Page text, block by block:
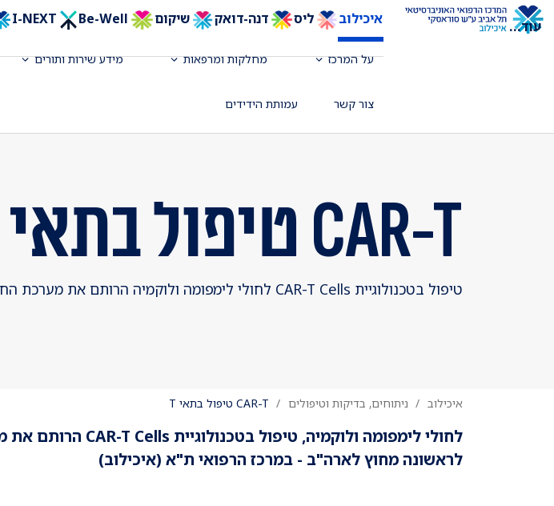
איכילוב ליס דנה-דואק שיקום Be-Well
על המרכז מחלקות ומרפאות מידע שירות ותורים
צור קשר עמותת הידידים
עוד...
CAR-T טיפול בתאי T
טיפול בטכנולוגיית CAR-T Cells לחולי לימפומה ולוקמיה הרותם את מערכת החיסון להילחם בגידול הסרטני
איכילוב ניתוחים, בדיקות וטיפולים CAR-T טיפול בתאי T
לחולי לימפומה ולוקמיה, טיפול בטכנולוגיית CAR-T Cells הרותם את מערכת החיסון להילחם בגידול הסרטני
לראשונה מחוץ לארה"ב - במרכז הרפואי ת"א (איכילוב)